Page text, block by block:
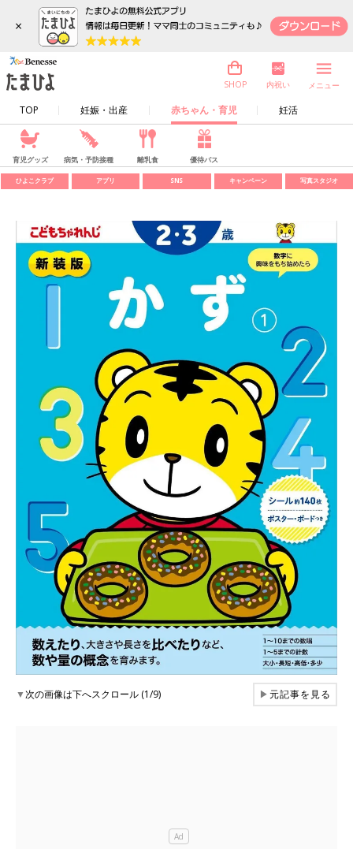
×
TOP 妊娠・出産 赤ちゃん・育児 妊活
SHOP 内祝い メニュー
育児グッズ 病気・予防接種 離乳食 優待パス
ひよこクラブ アプリ SNS キャンペーン 写真スタジオ
▼次の画像は下へスクロール (1/9) ▶元記事を見る